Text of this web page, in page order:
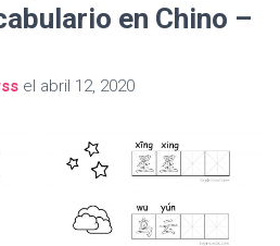
E
en Chino –
el abril 12, 2020